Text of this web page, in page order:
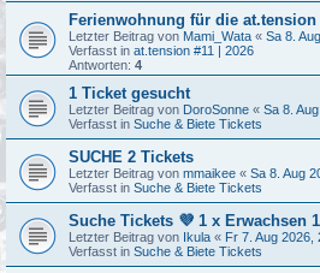
Ferienwohnung für die
Letzter Beitrag von Mami_Wata « Sa 8.
Verfasst in at.tension #11 | 2026
Antworten: 4
1 Ticket gesucht
Letzter Beitrag von DoroSonne « Sa 8.
Verfasst in Suche & Biete Tickets
SUCHE 2 Tickets
Letzter Beitrag von mmaikee « Sa 8. Aug
Verfasst in Suche & Biete Tickets
Suche Tickets 💜 1 x Erwachsen
Letzter Beitrag von Ikula « Fr 7. Aug 2026,
Verfasst in Suche & Biete Tickets